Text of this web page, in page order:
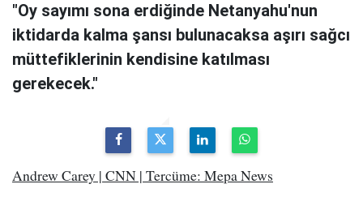
"Oy sayımı sona erdiğinde Netanyahu'nun
iktidarda kalma şansı bulunacaksa aşırı sağcı
müttefiklerinin kendisine katılması
gerekecek."
Andrew Carey | CNN | Tercüme: Mepa News